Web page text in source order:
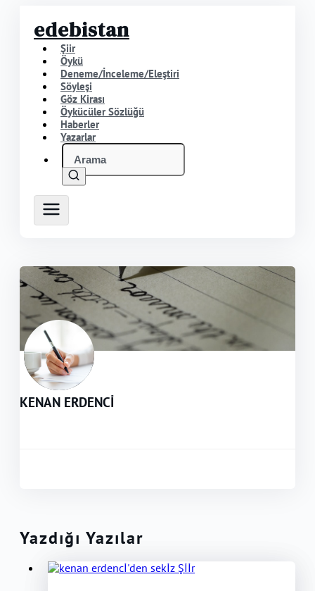
edebistan
Şiir
Öykü
Deneme/İnceleme/Eleştiri
Söyleşi
Göz Kirası
Öykücüler Sözlüğü
Haberler
Yazarlar
KENAN ERDENCİ
Yazdığı Yazılar